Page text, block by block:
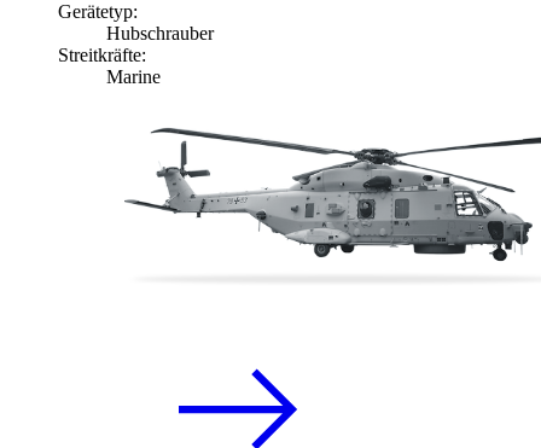
Gerätetyp:
Hubschrauber
Streitkräfte:
Marine